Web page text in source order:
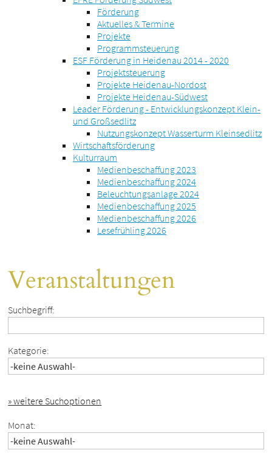
Förderung
Aktuelles & Termine
Projekte
Programmsteuerung
ESF Förderung in Heidenau 2014 - 2020
Projektsteuerung
Projekte Heidenau-Nordost
Projekte Heidenau-Südwest
Leader Förderung - Entwicklungskonzept Klein-
und Großsedlitz
Nutzungskonzept Wasserturm Kleinsedlitz
Wirtschaftsförderung
Kulturraum
Medienbeschaffung 2023
Medienbeschaffung 2024
Beleuchtungsanlage 2024
Medienbeschaffung 2025
Medienbeschaffung 2026
Lesefrühling 2026
Veranstaltungen
Suchbegriff:
Kategorie:
» weitere Suchoptionen
Monat: